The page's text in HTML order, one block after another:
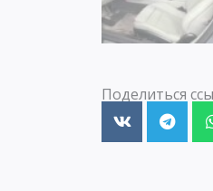
Поделиться